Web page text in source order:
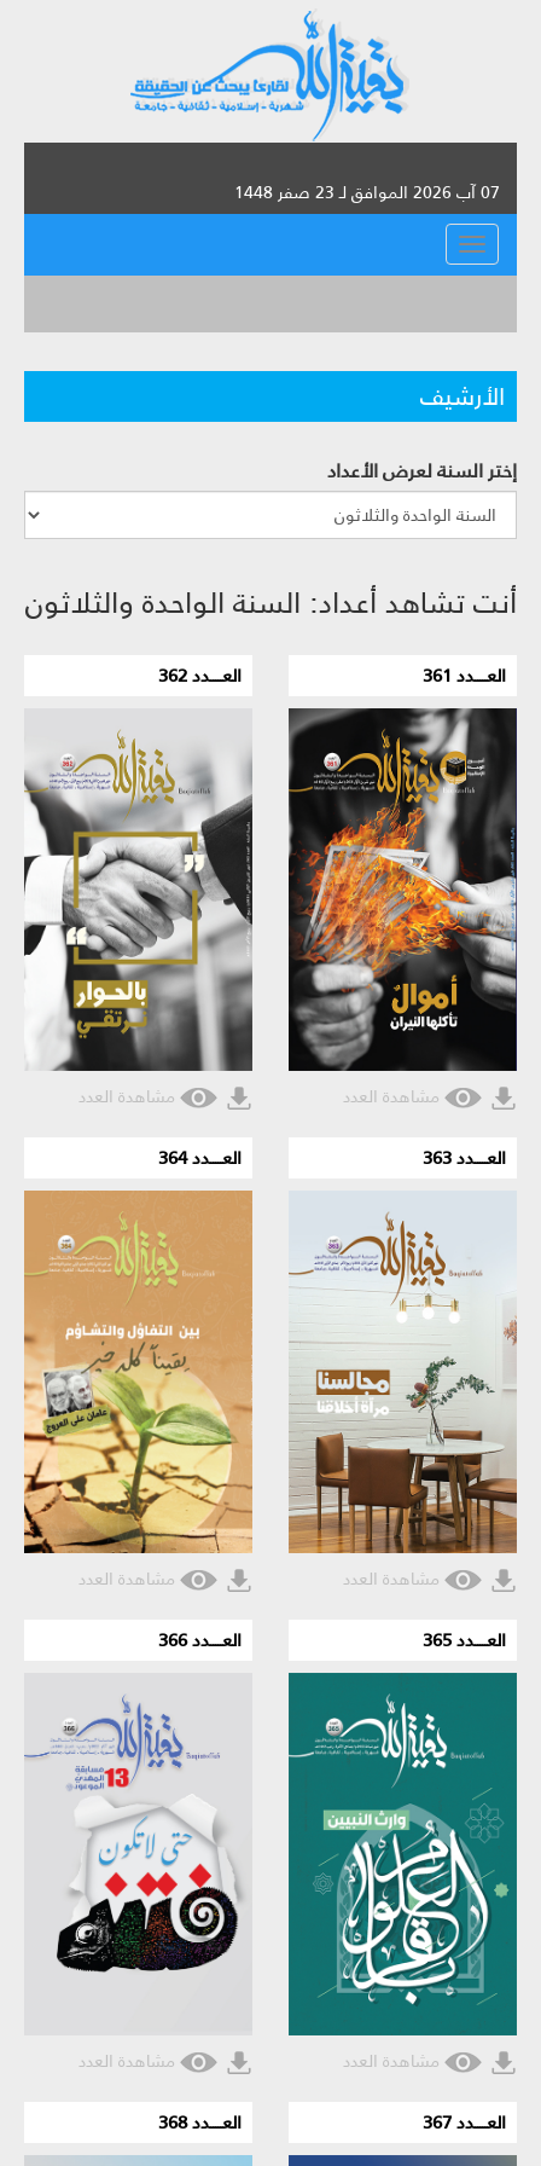
07 آب 2026 الموافق لـ 23 صفر 1448
القائمة
الأرشيف
إختر السنة لعرض الأعداد
أنت تشاهد أعداد: السنة الواحدة والثلاثون
العـــــدد 361
مشاهدة العدد
العـــــدد 362
مشاهدة العدد
العـــــدد 363
مشاهدة العدد
العـــــدد 364
مشاهدة العدد
العـــــدد 365
مشاهدة العدد
العـــــدد 366
مشاهدة العدد
العـــــدد 367 العـــــدد 368